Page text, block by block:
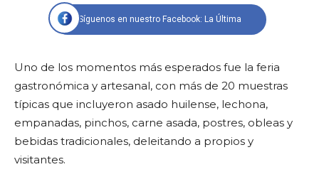
Síguenos en nuestro Facebook: La Última
Uno de los momentos más esperados fue la feria
gastronómica y artesanal, con más de 20 muestras
típicas que incluyeron asado huilense, lechona,
empanadas, pinchos, carne asada, postres, obleas y
bebidas tradicionales, deleitando a propios y
visitantes.